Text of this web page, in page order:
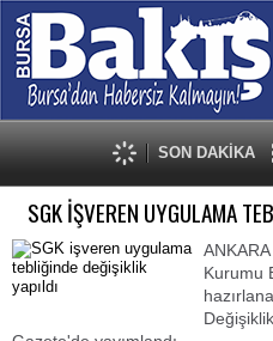
SON DAKİKA
SGK İŞVEREN UYGULAMA
Kurumu